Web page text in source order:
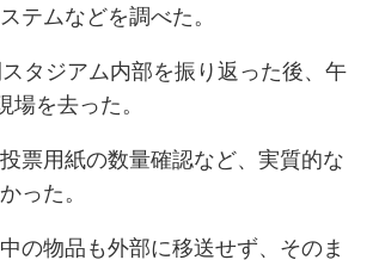
テムなどを調べた。
タジアム内部を振り返った後、午
場を去った。
票用紙の数量確認など、実質的な
った。
の物品も外部に移送せず、そのま